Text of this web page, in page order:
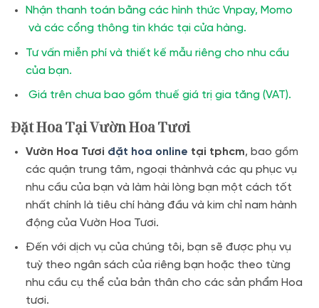
Nhận thanh toán bằng các hình thức Vnpay, Momo
và các cổng thông tin khác tại cửa hàng.
Tư vấn miễn phí và thiết kế mẫu riêng cho nhu cầu
của bạn.
Giá trên chưa bao gồm thuế giá trị gia tăng (VAT).
Đặt Hoa Tại Vườn Hoa Tươi
Vườn Hoa Tươi đặt hoa online tại tphcm, bao gồm
các quận trung tâm, ngoại thànhvà các qu phục vụ
nhu cầu của bạn và làm hài lòng bạn một cách tốt
nhất chính là tiêu chí hàng đầu và kim chỉ nam hành
động của Vườn Hoa Tươi.
Đến với dịch vụ của chúng tôi, bạn sẽ được phụ vụ
tuỳ theo ngân sách của riêng bạn hoặc theo từng
nhu cầu cụ thể của bản thân cho các sản phẩm Hoa
tươi.